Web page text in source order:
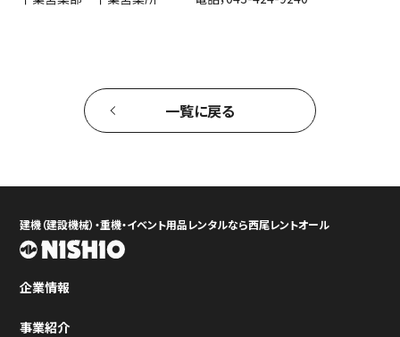
一覧に戻る
建機（建設機械）・重機・イベント用品レンタルなら西尾レントオール
企業情報
事業紹介